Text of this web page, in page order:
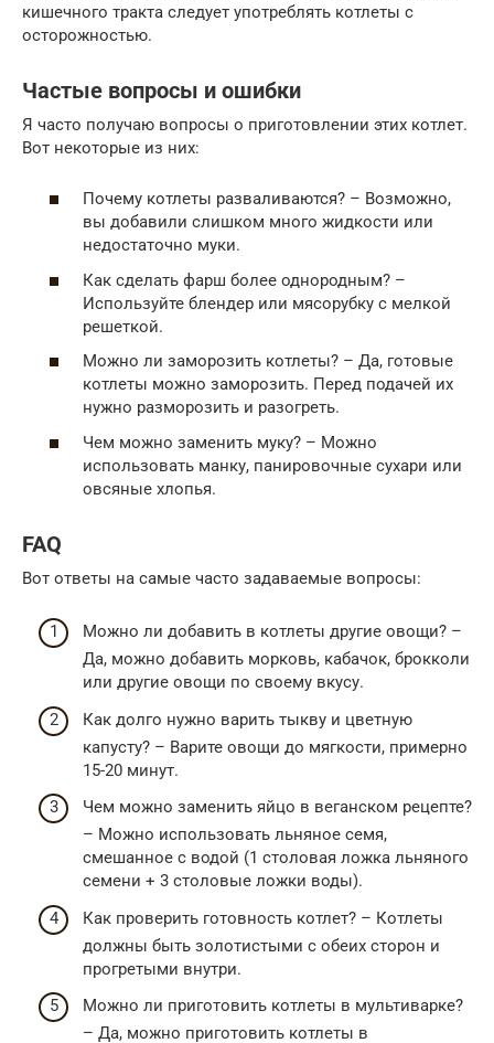
кишечного тракта следует употреблять котлеты с
осторожностью.
Частые вопросы и ошибки
Я часто получаю вопросы о приготовлении этих котлет.
Вот некоторые из них:
Почему котлеты разваливаются? – Возможно,
вы добавили слишком много жидкости или
недостаточно муки.
Как сделать фарш более однородным? –
Используйте блендер или мясорубку с мелкой
решеткой.
Можно ли заморозить котлеты? – Да, готовые
котлеты можно заморозить. Перед подачей их
нужно разморозить и разогреть.
Чем можно заменить муку? – Можно
использовать манку, панировочные сухари или
овсяные хлопья.
FAQ
Вот ответы на самые часто задаваемые вопросы:
Можно ли добавить в котлеты другие овощи? –
Да, можно добавить морковь, кабачок, брокколи
или другие овощи по своему вкусу.
Как долго нужно варить тыкву и цветную
капусту? – Варите овощи до мягкости, примерно
15-20 минут.
Чем можно заменить яйцо в веганском рецепте?
– Можно использовать льняное семя,
смешанное с водой (1 столовая ложка льняного
семени + 3 столовые ложки воды).
Как проверить готовность котлет? – Котлеты
должны быть золотистыми с обеих сторон и
прогретыми внутри.
Можно ли приготовить котлеты в мультиварке?
– Да, можно приготовить котлеты в